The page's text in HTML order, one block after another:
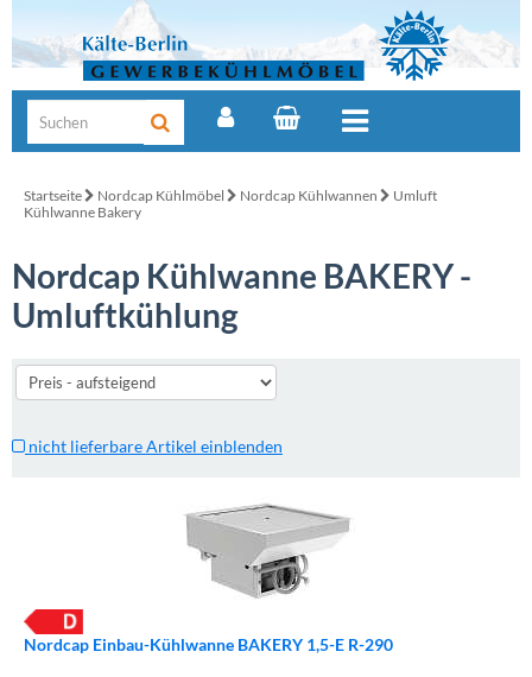
Startseite Nordcap Kühlmöbel Nordcap Kühlwannen
Umluft
Kühlwanne Bakery
Nordcap Kühlwanne BAKERY -
Umluftkühlung
nicht lieferbare Artikel einblenden
Nordcap Einbau-Kühlwanne BAKERY 1,5-E R-290